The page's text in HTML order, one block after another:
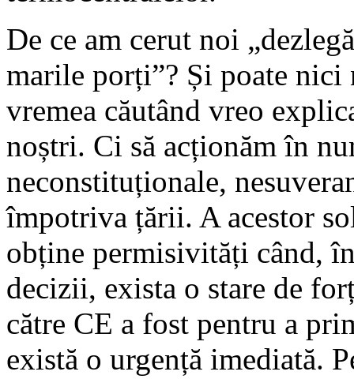
De ce am cerut noi
marile porți”? Și poate nici
vremea căutând vreo
noștri. Ci să acționăm în
neconstituționale,
împotriva țării. A acestor
obține permisivități când,
decizii, exista o stare de
către CE a fost pentru a
există o urgență imediată.